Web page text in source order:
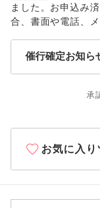
ました。お申込み
合、書面や電話、
催行確定お知ら
承
お気に入り